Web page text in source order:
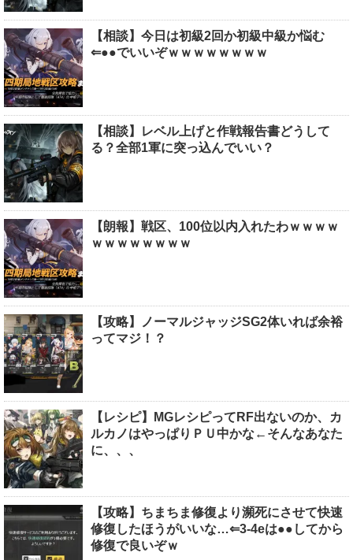
【相談】今日は初級2回か初級中級か悩む
⇐●●でいいぞｗｗｗｗｗｗｗｗ
【相談】レベル上げと作戦報告書どうして
る？全部1軍に突っ込んでいい？
【朗報】戦区、100位以内入れたわｗｗｗｗ
ｗｗｗｗｗｗｗｗ
【攻略】ノーマルジャッジSG2体いれば余裕
ってマジ！？
【レシピ】MGレシピってRF出ないのか、カ
ルカノはやっぱりＰＵ中かな←そんなあなた
に、、、
【攻略】ちまちま修復より瀕死にさせて快速
修復したほうがいいな…⇐3-4eは●●してから
修復で良いぞｗ